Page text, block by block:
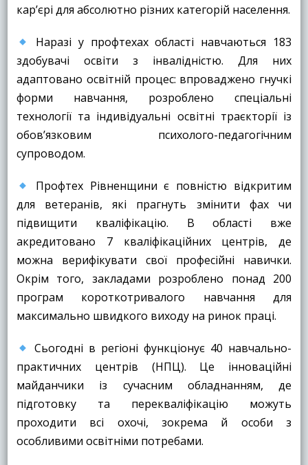
кар’єрі для абсолютно різних категорій населення.
Наразі у профтехах області навчаються 183
здобувачі освіти з інвалідністю. Для них
адаптовано освітній процес: впроваджено гнучкі
форми навчання, розроблено спеціальні
технології та індивідуальні освітні траєкторії із
обов’язковим психолого-педагогічним
супроводом.
Профтех Рівненщини є повністю відкритим
для ветеранів, які прагнуть змінити фах чи
підвищити кваліфікацію. В області вже
акредитовано 7 кваліфікаційних центрів, де
можна верифікувати свої професійні навички.
Окрім того, закладами розроблено понад 200
програм короткотривалого навчання для
максимально швидкого виходу на ринок праці.
Сьогодні в регіоні функціонує 40 навчально-
практичних центрів (НПЦ). Це інноваційні
майданчики із сучасним обладнанням, де
підготовку та перекваліфікацію можуть
проходити всі охочі, зокрема й особи з
особливими освітніми потребами.